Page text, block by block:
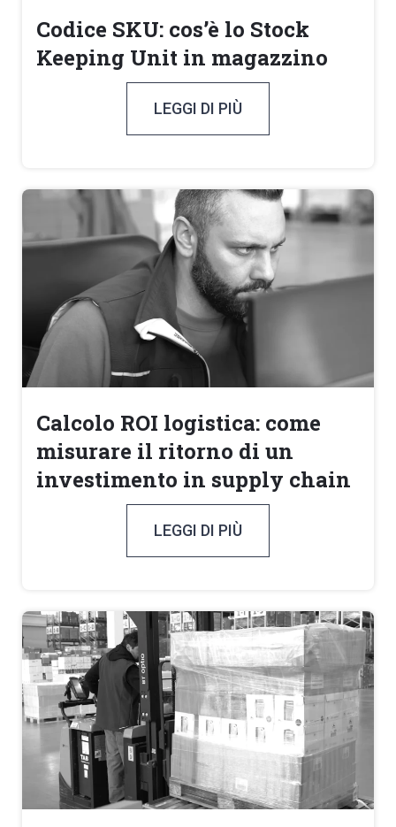
Codice SKU: cos’è lo Stock
Keeping Unit in magazzino
LEGGI DI PIÙ
Calcolo ROI logistica: come
misurare il ritorno di un
investimento in supply chain
LEGGI DI PIÙ